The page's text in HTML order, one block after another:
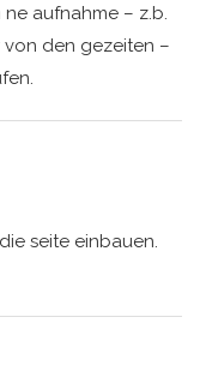
aufnahme – z.b.
den gezeiten –
seite einbauen.